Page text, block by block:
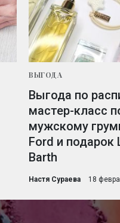
ВЫГОДА
Выгода по
мастер-класс
мужскому
Ford и подарок
Barth
Настя Сураева 18